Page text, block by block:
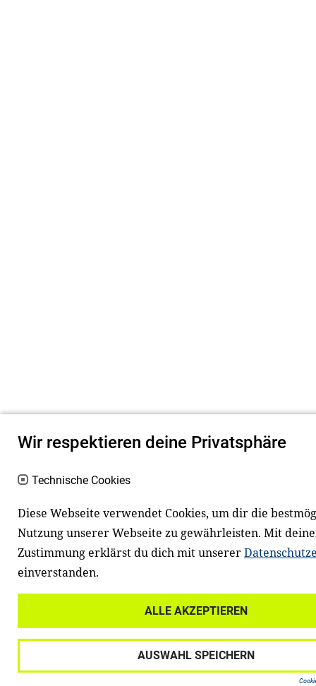
Wir respektieren deine Privatsphäre
Technische Cookies
Diese Webseite verwendet Cookies, um dir die
Nutzung unserer Webseite zu gewährleisten. Mit
Zustimmung erklärst du dich mit unserer
einverstanden.
ALLE AKZEPTIEREN
AUSWAHL SPEICHERN